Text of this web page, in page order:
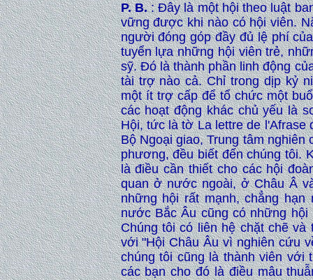
P. B.: Đây là một hội theo luật
vững được khi nào có hội viên.
người đóng góp đầy đủ lệ phí
tuyển lựa những hội viên trẻ,
sỹ. Đó là thành phần linh động
tài trợ nào cả. Chỉ trong dịp kỷ
một ít trợ cấp để tổ chức một
các hoạt động khác chủ yếu là
Hội, tức là tờ La lettre de l'Afrase
Bộ Ngoại giao, Trung tâm
phương, đều biết đến chúng tôi.
là điều cần thiết cho các hội
quan ở nước ngoài, ở Châu Â
những hội rất mạnh, chẳng
nước Bắc Âu cũng có những
Chúng tôi có liên hệ chặt chẽ và
với "Hội Châu Âu vì nghiên cứu
chúng tôi cũng là thành viên với
các bạn cho đó là điều mâu